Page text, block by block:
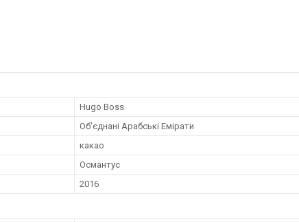
Hugo Boss
Об'єднані Арабські Емірати
какао
Османтус
2016